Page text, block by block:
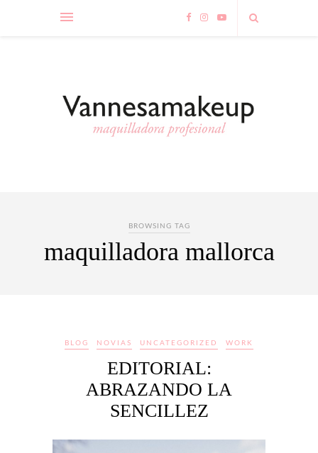
BROWSING TAG
maquilladora mallorca
BLOG NOVIAS UNCATEGORIZED WORK
EDITORIAL:
ABRAZANDO LA
SENCILLEZ